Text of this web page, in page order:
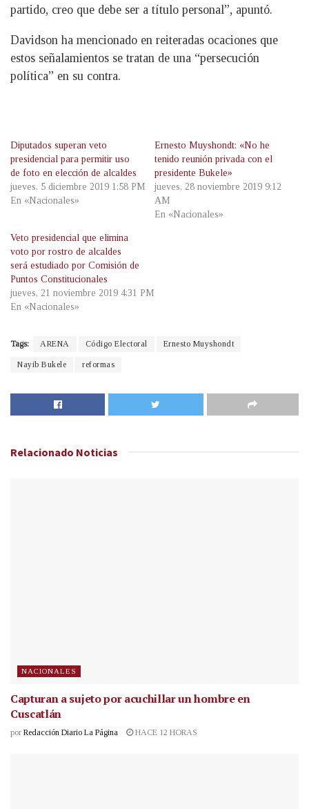
partido, creo que debe ser a título personal”, apuntó.
Davidson ha mencionado en reiteradas ocaciones que
estos señalamientos se tratan de una “persecución
política” en su contra.
Diputados superan veto
presidencial para permitir uso
de foto en elección de alcaldes
jueves, 5 diciembre 2019 1:58 PM
En «Nacionales»
Ernesto Muyshondt: «No he
tenido reunión privada con el
presidente Bukele»
jueves, 28 noviembre 2019 9:12
AM
En «Nacionales»
Veto presidencial que elimina
voto por rostro de alcaldes
será estudiado por Comisión de
Puntos Constitucionales
jueves, 21 noviembre 2019 4:31 PM
En «Nacionales»
Tags: ARENA Código Electoral Ernesto Muyshondt
Nayib Bukele reformas
Relacionado Noticias
NACIONALES
Capturan a sujeto por acuchillar un hombre en
Cuscatlán
por Redacción Diario La Página HACE 12 HORAS